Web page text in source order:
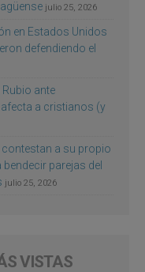
julio 25, 2026
en Estados Unidos
defendiendo el
ante
a cristianos (y
a su propio
parejas del
julio 25, 2026
VISTAS